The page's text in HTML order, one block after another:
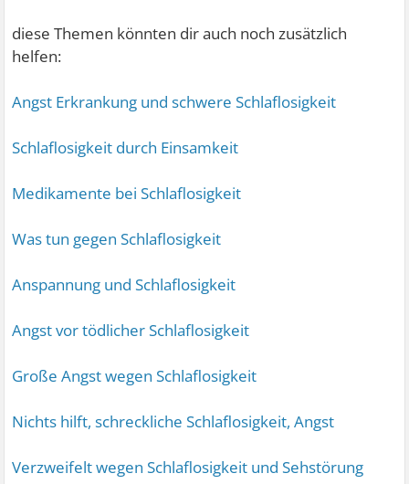
diese Themen könnten dir auch noch zusätzlich
helfen:
Angst Erkrankung und schwere Schlaflosigkeit
Schlaflosigkeit durch Einsamkeit
Medikamente bei Schlaflosigkeit
Was tun gegen Schlaflosigkeit
Anspannung und Schlaflosigkeit
Angst vor tödlicher Schlaflosigkeit
Große Angst wegen Schlaflosigkeit
Nichts hilft, schreckliche Schlaflosigkeit, Angst
Verzweifelt wegen Schlaflosigkeit und Sehstörung